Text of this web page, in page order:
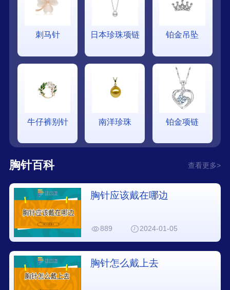
刺马针 日本珍珠项链 铂金吊坠
牛仔裤别针 南洋珍珠 铂金项链
胸针百科 查看更多>
胸针应该戴在哪边
889 2024-01-05
胸针怎么戴上去